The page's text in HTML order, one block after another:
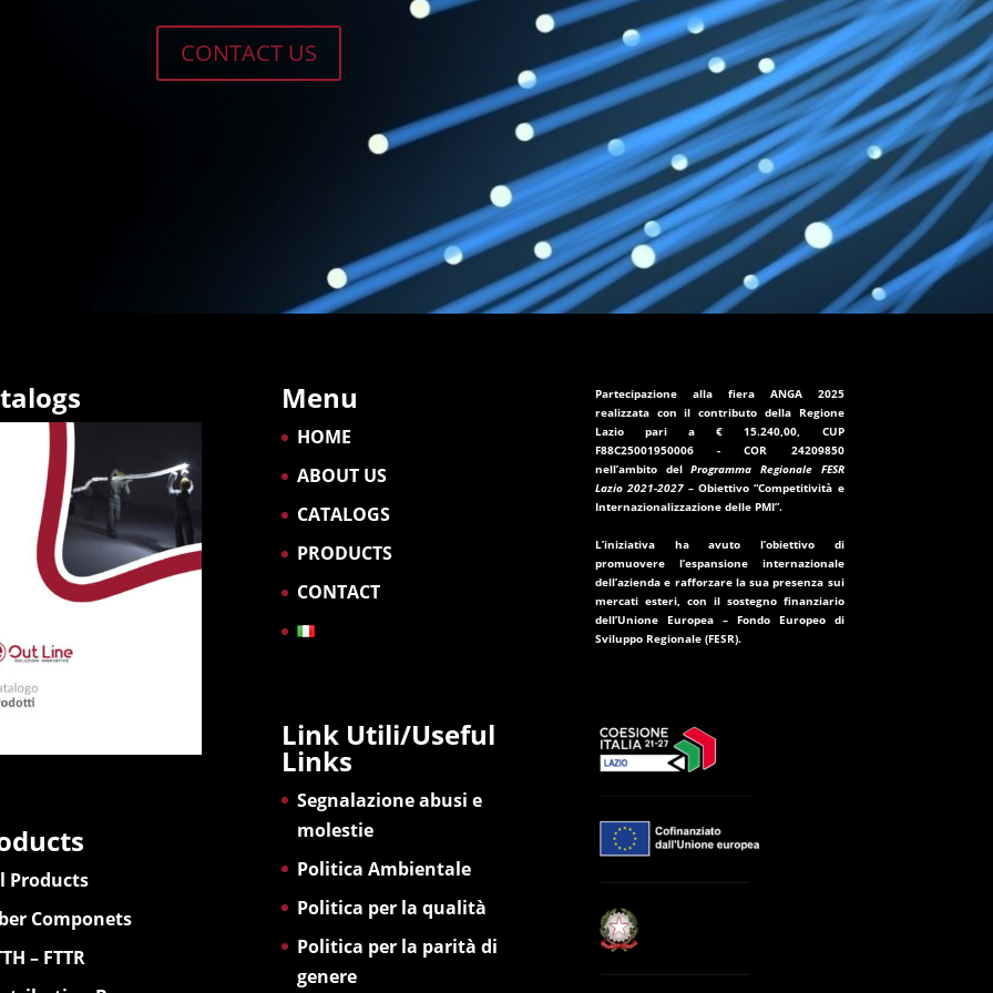
CONTACT US
Products
Componets
– FTTR
Menu
HOME
ABOUT US
CATALOGS
PRODUCTS
CONTACT
Link Utili/Useful
Links
Segnalazione abusi e
molestie
Politica Ambientale
Politica per la qualità
Politica per la parità di
genere
Partecipazione alla fiera ANGA 2025
realizzata con il contributo della Regione
Lazio pari a€ 15.240,00, CUP
F88C25001950006 - COR 24209850
nell’ambito delProgramma Regionale FESR
Lazio 2021-2027 – Obiettivo “Competitività e
Internazionalizzazione delle PMI”.
L’iniziativa ha avuto l’obiettivo di
promuovere l’espansione internazionale
dell’azienda e rafforzare la sua presenza sui
mercati esteri, con il sostegno finanziario
dell’Unione Europea – Fondo Europeo di
Sviluppo Regionale (FESR).